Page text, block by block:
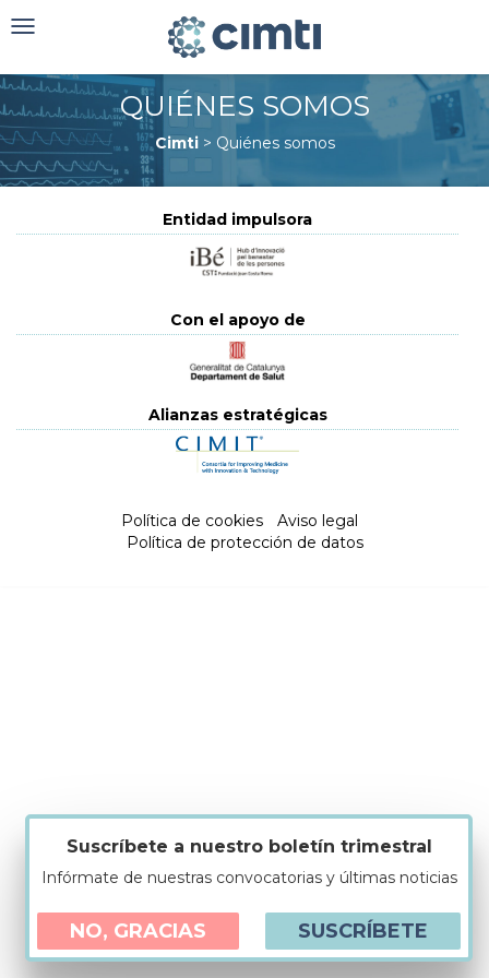
Toggle
QUIÉNES SOMOS
Cimti> Quiénes somos
Entidad impulsora
Con el apoyo de
Alianzas estratégicas
Política de cookies Aviso legal
Política de protección de datos
Suscríbete a nuestro boletín trimestral
Infórmate de nuestras convocatorias y últimas noticias
NO, GRACIAS SUSCRÍBETE